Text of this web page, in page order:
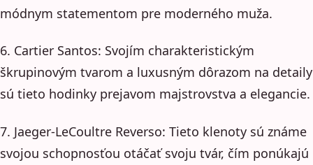
módnym statementom pre moderného muža.
6. Cartier Santos: Svojím charakteristickým
škrupinovým tvarom a luxusným dôrazom na detaily
sú tieto hodinky prejavom majstrovstva a elegancie.
7. Jaeger-LeCoultre Reverso: Tieto klenoty sú známe
svojou schopnosťou otáčať svoju tvár, čím ponúkajú